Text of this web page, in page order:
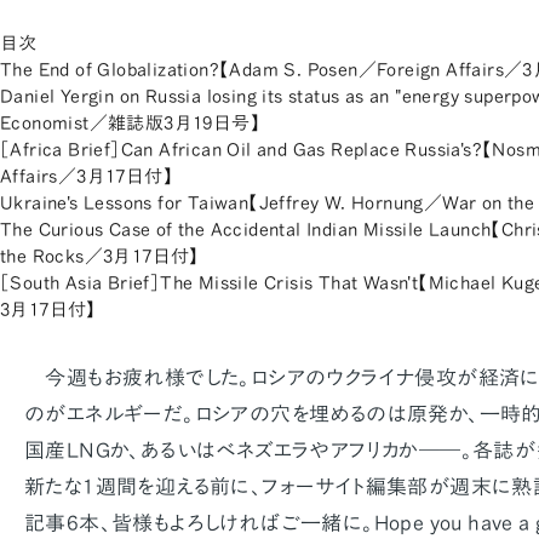
目次
The End of Globalization?【Adam S. Posen／Foreign Affairs／3
Daniel Yergin on Russia losing its status as an "energy
Economist／雑誌版3月19日号】
［Africa Brief］Can African Oil and Gas Replace Russia's?【
Affairs／3月17日付】
Ukraine's Lessons for Taiwan【Jeffrey W. Hornung／War on the
The Curious Case of the Accidental Indian Missile Launch【
the Rocks／3月17日付】
［South Asia Brief］The Missile Crisis That Wasn't【Michael
3月17日付】
今週もお疲れ様でした。ロシアのウクライナ侵攻が経済
のがエネルギーだ。ロシアの穴を埋めるのは原発か、一時
国産LNGか、あるいはベネズエラやアフリカか――。各誌が
新たな1週間を迎える前に、フォーサイト編集部が週末に熟
記事6本、皆様もよろしければご一緒に。Hope you have a